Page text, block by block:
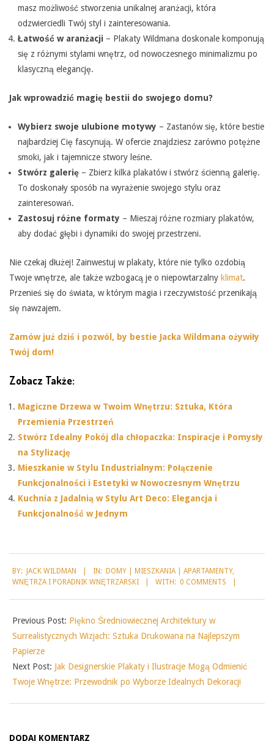
masz możliwość stworzenia unikalnej aranżacji, która
odzwierciedli Twój styl i zainteresowania.
Łatwość w aranżacji – Plakaty Wildmana doskonale komponują
się z różnymi stylami wnętrz, od nowoczesnego minimalizmu po
klasyczną elegancję.
Jak wprowadzić magię bestii do swojego domu?
Wybierz swoje ulubione motywy – Zastanów się, które bestie
najbardziej Cię fascynują. W ofercie znajdziesz zarówno potężne
smoki, jak i tajemnicze stwory leśne.
Stwórz galerię – Zbierz kilka plakatów i stwórz ścienną galerię.
To doskonały sposób na wyrażenie swojego stylu oraz
zainteresowań.
Zastosuj różne formaty – Mieszaj różne rozmiary plakatów,
aby dodać głębi i dynamiki do swojej przestrzeni.
Nie czekaj dłużej! Zainwestuj w plakaty, które nie tylko ozdobią
Twoje wnętrze, ale także wzbogacą je o niepowtarzalny klimat.
Przenieś się do świata, w którym magia i rzeczywistość przenikają
się nawzajem.
Zamów już dziś i pozwól, by bestie Jacka Wildmana ożywiły
Twój dom!
Zobacz Także:
Magiczne Drzewa w Twoim Wnętrzu: Sztuka, Która
Przemienia Przestrzeń
Stwórz Idealny Pokój dla chłopaczka: Inspiracje i Pomysły
na Stylizację
Mieszkanie w Stylu Industrialnym: Połączenie
Funkcjonalności i Estetyki w Nowoczesnym Wnętrzu
Kuchnia z Jadalnią w Stylu Art Deco: Elegancja i
Funkcjonalność w Jednym
08-
BY: JACK WILDMAN IN: DOMY | MIESZKANIA | APARTAMENTY,
WNĘTRZA I PORADNIK WNĘTRZARSKI
WITH: 0 COMMENTS
Previous Post: Piękno Średniowiecznej Architektury w
Surrealistycznych Wizjach: Sztuka Drukowana na Najlepszym
Papierze
Next Post: Jak Designerskie Plakaty i Ilustracje Mogą Odmienić
Twoje Wnętrze: Przewodnik po Wyborze Idealnych Dekoracji
DODAJ KOMENTARZ